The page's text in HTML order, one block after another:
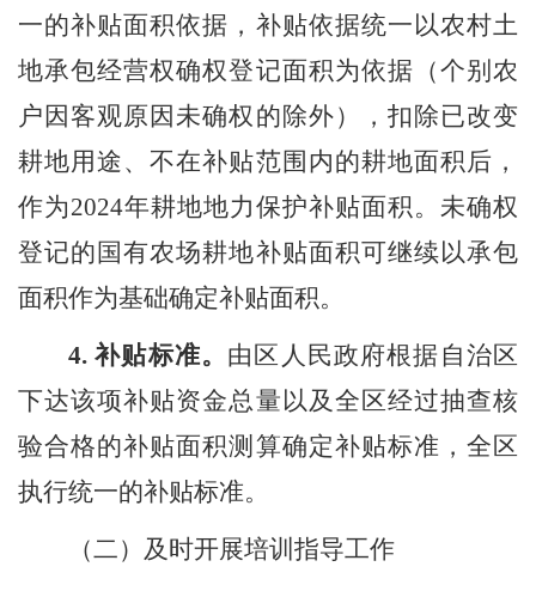
一的补贴面积依据 ， 补贴依据统一以农村土
地承包经营权确权登记面积为依据（个别农
户因客观原因未确权的除外），扣除已改变
耕地用途、不在补贴范围内的耕地面积后，
作为2024年耕地地力保护补贴面积。未确权
登记的国有农场耕地补贴面积可继续以承包
面积作为基础确定补贴面积。
4.补贴标准。 由区人民政府根据自治区
下达该项补贴资金总量以及全区经过抽查核
验合格的补贴面积测算确定补贴标准，全区
执行统一的补贴标准。
（二）及时开展培训指导工作